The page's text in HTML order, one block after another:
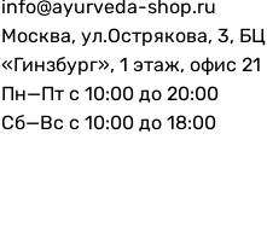
info@ayurveda-shop.ru
Москва, ул.Острякова, 3, БЦ
«Гинзбург», 1 этаж, офис 21
Пн—Пт с 10:00 до 20:00
Сб—Вс с 10:00 до 18:00